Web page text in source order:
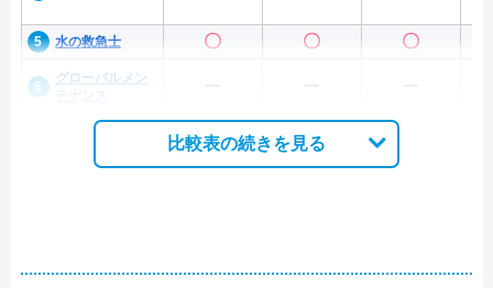
水の救急士 〇 〇 〇
グローバルメン
比較表の続きを見る